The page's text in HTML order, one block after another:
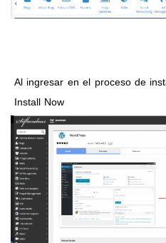
Al ingresar en el proceso de
Install Now